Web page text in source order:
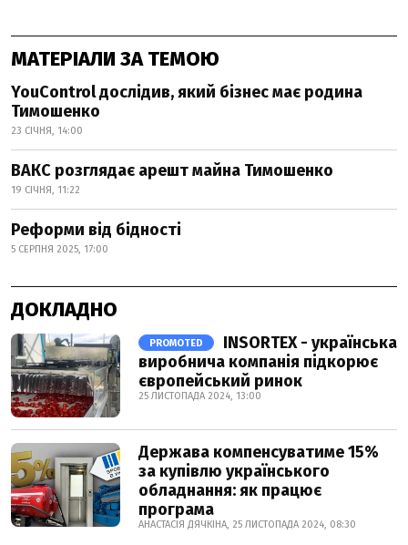
МАТЕРІАЛИ ЗА ТЕМОЮ
YouControl дослідив, який бізнес має родина
Тимошенко
23 СІЧНЯ, 14:00
ВАКС розглядає арешт майна Тимошенко
19 СІЧНЯ, 11:22
Реформи від бідності
5 СЕРПНЯ 2025, 17:00
ДОКЛАДНО
PROMOTED
INSORTEX - українська
виробнича компанія підкорює
європейський ринок
25 ЛИСТОПАДА 2024, 13:00
Держава компенсуватиме 15%
за купівлю українського
обладнання: як працює
програма
АНАСТАСІЯ ДЯЧКІНА, 25 ЛИСТОПАДА 2024, 08:30